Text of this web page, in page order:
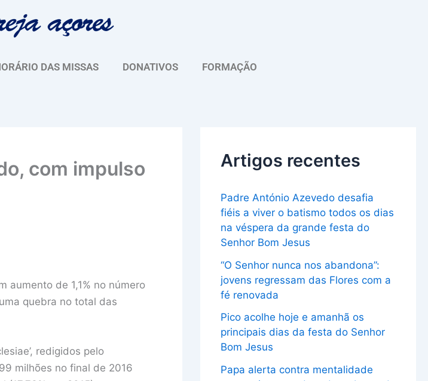
DAS MISSAS DONATIVOS FORMAÇÃO
com impulso
aumento de 1,1% no número
quebra no total das
redigidos pelo
milhões no final de 2016
Artigos recentes
Padre António Azevedo desafia
fiéis a viver o batismo todos os dias
na véspera da grande festa do
Senhor Bom Jesus
“O Senhor nunca nos abandona”:
jovens regressam das Flores com a
fé renovada
Pico acolhe hoje e amanhã os
principais dias da festa do Senhor
Bom Jesus
Papa alerta contra mentalidade
u